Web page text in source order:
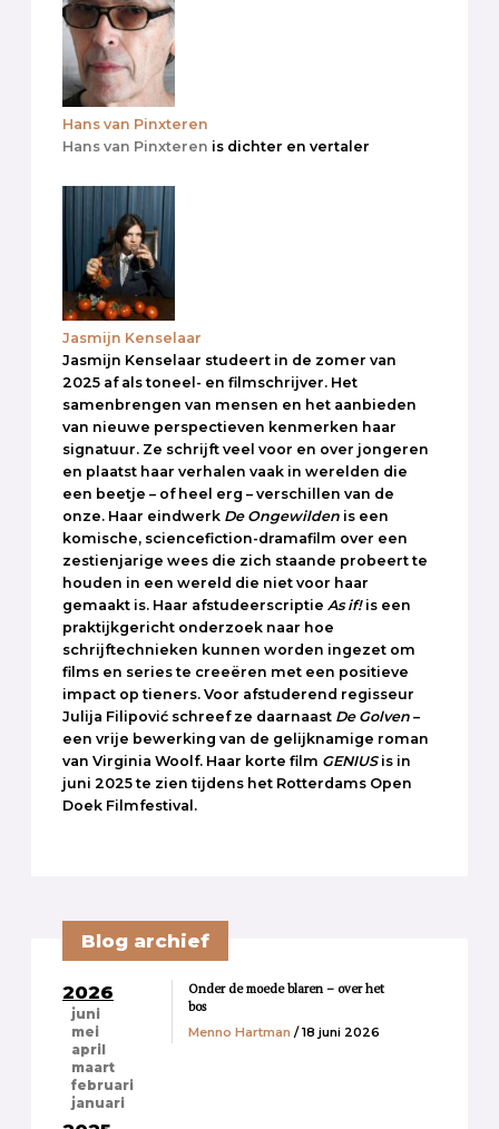
Hans van Pinxteren
Hans van Pinxteren is dichter en vertaler
Jasmijn Kenselaar
Jasmijn Kenselaar studeert in de zomer van
2025 af als toneel- en filmschrijver. Het
samenbrengen van mensen en het aanbieden
van nieuwe perspectieven kenmerken haar
signatuur. Ze schrijft veel voor en over jongeren
en plaatst haar verhalen vaak in werelden die
een beetje – of heel erg – verschillen van de
onze. Haar eindwerk De Ongewilden is een
komische, sciencefiction-dramafilm over een
zestienjarige wees die zich staande probeert te
houden in een wereld die niet voor haar
gemaakt is. Haar afstudeerscriptie As if! is een
praktijkgericht onderzoek naar hoe
schrijftechnieken kunnen worden ingezet om
films en series te creeëren met een positieve
impact op tieners. Voor afstuderend regisseur
Julija Filipović schreef ze daarnaast De Golven –
een vrije bewerking van de gelijknamige roman
van Virginia Woolf. Haar korte film GENIUSis in
juni 2025 te zien tijdens het Rotterdams Open
Doek Filmfestival.
Blog archief
2026
juni
mei
april
maart
februari
januari
Onder de moede blaren – over het
bos
Menno Hartman / 18 juni 2026